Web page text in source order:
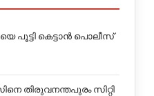
പൂട്ടി കെട്ടാൻ പൊലീസ്
തിരുവനന്തപുരം സിറ്റി